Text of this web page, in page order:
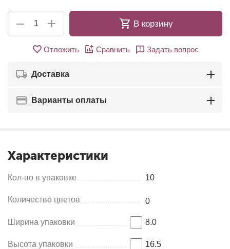
+
− В корзину
Отложить Сравнить Задать вопрос
Доставка
Варианты оплаты
Характеристики
Кол-во в упаковке 10
Количество цветов 0
Ширина упаковки 8.0
Высота упаковки 16.5